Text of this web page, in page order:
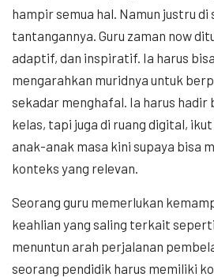
hampir semua hal. Namun justru
tantangannya. Guru zaman now
adaptif, dan inspiratif. Ia harus
mengarahkan muridnya untuk
sekadar menghafal. Ia harus hadir
kelas, tapi juga di ruang digital,
anak-anak masa kini supaya bisa
konteks yang relevan.
Seorang guru memerlukan
keahlian yang saling terkait
menuntun arah perjalanan
seorang pendidik harus memiliki